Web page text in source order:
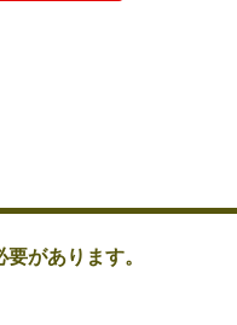
があります。